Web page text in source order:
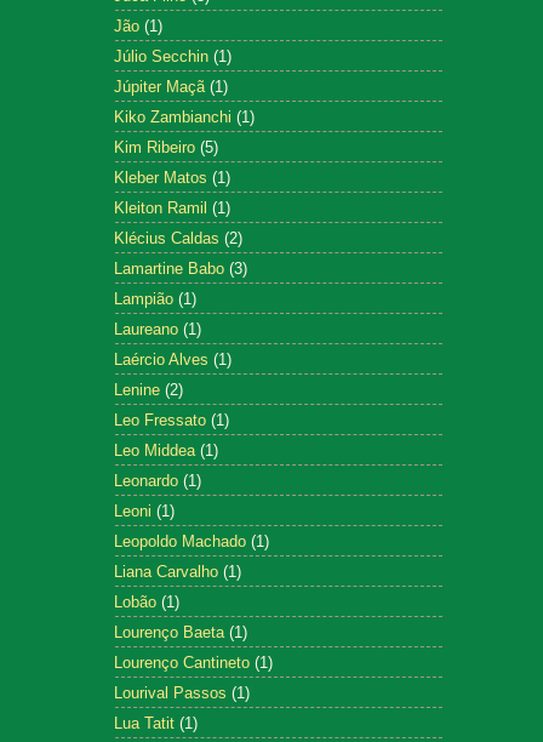
Jão (1)
Júlio Secchin (1)
Júpiter Maçã (1)
Kiko Zambianchi (1)
Kim Ribeiro (5)
Kleber Matos (1)
Kleiton Ramil (1)
Klécius Caldas (2)
Lamartine Babo (3)
Lampião (1)
Laureano (1)
Laércio Alves (1)
Lenine (2)
Leo Fressato (1)
Leo Middea (1)
Leonardo (1)
Leoni (1)
Leopoldo Machado (1)
Liana Carvalho (1)
Lobão (1)
Lourenço Baeta (1)
Lourenço Cantineto (1)
Lourival Passos (1)
Lua Tatit (1)